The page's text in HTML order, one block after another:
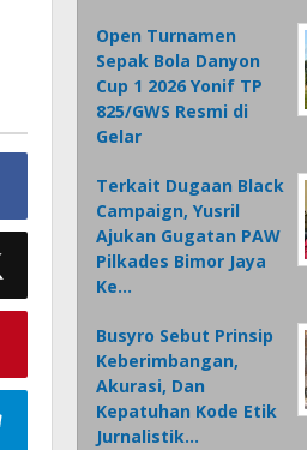
Open Turnamen
Sepak Bola Danyon
Cup 1 2026 Yonif TP
825/GWS Resmi di
Gelar
Terkait Dugaan Black
Campaign, Yusril
Ajukan Gugatan PAW
Pilkades Bimor Jaya
Ke…
Busyro Sebut Prinsip
Keberimbangan,
Akurasi, Dan
Kepatuhan Kode Etik
Jurnalistik…